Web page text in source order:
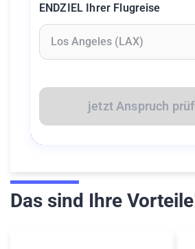
ENDZIEL Ihrer Flugreise
jetzt Anspruch
Das sind Ihre